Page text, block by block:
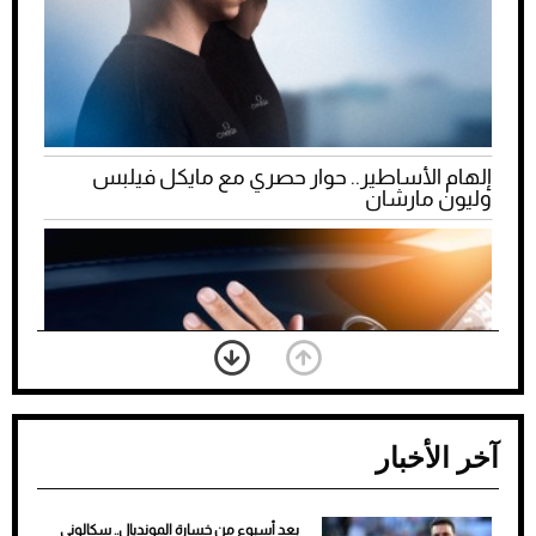
إلهام الأساطير.. حوار حصري مع مايكل فيلبس
وليون مارشان
آخر الأخبار
بعد أسبوع من خسارة المونديال.. سكالوني